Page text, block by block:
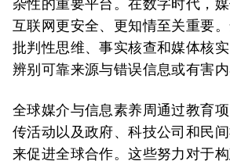
杂性的重要平台。在数字时代，
互联网更安全、更知情至关重要
批判性思维、事实核查和媒体核
辨别可靠来源与错误信息或有害内
全球媒介与信息素养周通过教育
传活动以及政府、科技公司和民
来促进全球合作。这些努力对于